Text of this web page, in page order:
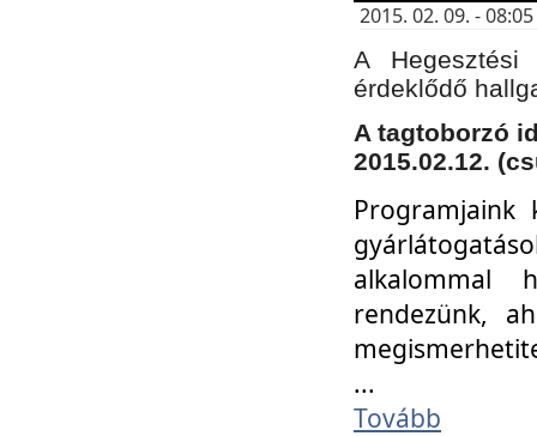
2015. 02. 09. -
A
érdeklődő
A tagtoborzó
2015.02.12.
Programjaink
alkalommal
rendezünk,
...
Tovább